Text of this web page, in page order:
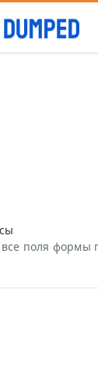
все поля формы